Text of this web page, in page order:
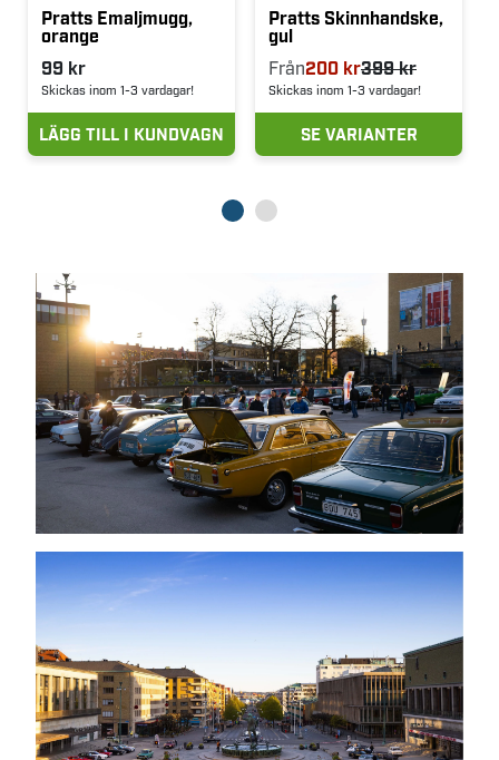
Pratts Emaljmugg,
orange
99 kr
Skickas inom 1-3 vardagar!
LÄGG TILL I KUNDVAGN
Pratts Skinnhandske,
gul
Från200 kr399 kr
Skickas inom 1-3 vardagar!
SE VARIANTER